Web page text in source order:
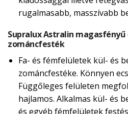
rugalmasabb, masszívabb
Supralux Astralin magasfényű
zománcfesték
Fa- és fémfelületek kül- és
zománcfestéke. Könnyen
Függőleges felületen
hajlamos. Alkalmas kül- és
és egyéb fémfelületek